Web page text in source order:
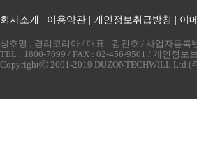
회사소개 이용약관 개인정보취급방침 이
상호명 : 경리코리아 / 대표 : 김진호 / 사업자등록
TEL : 1800-7099 / FAX : 02-456-9501 / 개인정보
Copyrightⓒ 2001-2019 DUZONTECHWILL Ltd (